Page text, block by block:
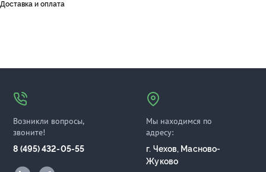
Доставка и оплата
Возникли вопросы,
звоните!
8 (495) 432-05-55
Мы находимся по
адресу:
г. Чехов, Масново-
Жуково